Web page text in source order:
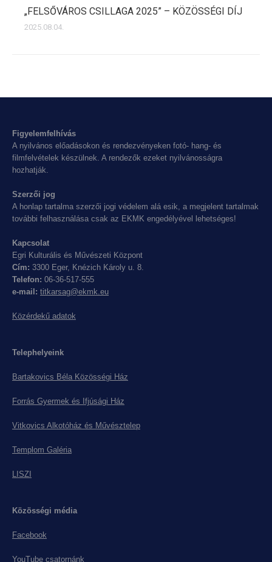
„FELSŐVÁROS CSILLAGA 2025” – KÖZÖSSÉGI DÍJ
2025.08.04.
Figyelemfelhívás
A nyilvános előadásokon és rendezvényeken fotó- hang- és
filmfelvételek készülnek. A rendezők ezeket nyilvánosságra
hozhatják.
Szerzői jog
A honlap tartalma szerzői jogi védelem alá esik, a megjelent tartalmak
további felhasználása csak az EKMK engedélyével lehetséges!
Kapcsolat
Egri Kulturális és Művészeti Központ
Cím: 3300 Eger, Knézich Károly u. 8.
Telefon: 06-36-517-555
e-mail: titkarsag@ekmk.eu
Közérdekű adatok
Telephelyeink
Bartakovics Béla Közösségi Ház
Forrás Gyermek és Ifjúsági Ház
Vitkovics Alkotóház és Művésztelep
Templom Galéria
LISZI
Közösségi média
Facebook
YouTube csatornánk